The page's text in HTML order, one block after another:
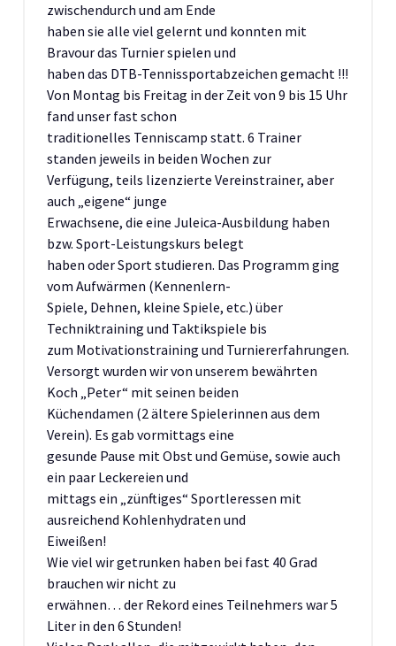
zwischendurch und am Ende
haben sie alle viel gelernt und konnten mit
Bravour das Turnier spielen und
haben das DTB-Tennissportabzeichen gemacht !!!
Von Montag bis Freitag in der Zeit von 9 bis 15 Uhr
fand unser fast schon
traditionelles Tenniscamp statt. 6 Trainer
standen jeweils in beiden Wochen zur
Verfügung, teils lizenzierte Vereinstrainer, aber
auch „eigene“ junge
Erwachsene, die eine Juleica-Ausbildung haben
bzw. Sport-Leistungskurs belegt
haben oder Sport studieren. Das Programm ging
vom Aufwärmen (Kennenlern-
Spiele, Dehnen, kleine Spiele, etc.) über
Techniktraining und Taktikspiele bis
zum Motivationstraining und Turniererfahrungen.
Versorgt wurden wir von unserem bewährten
Koch „Peter“ mit seinen beiden
Küchendamen (2 ältere Spielerinnen aus dem
Verein). Es gab vormittags eine
gesunde Pause mit Obst und Gemüse, sowie auch
ein paar Leckereien und
mittags ein „zünftiges“ Sportleressen mit
ausreichend Kohlenhydraten und
Eiweißen!
Wie viel wir getrunken haben bei fast 40 Grad
brauchen wir nicht zu
erwähnen… der Rekord eines Teilnehmers war 5
Liter in den 6 Stunden!